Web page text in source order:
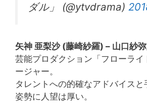
ダル」 (@ytvdrama)
矢神 亜梨沙 (藤崎紗羅) – 山口紗
芸能プロダクション「フローライ
ージャー。
タレントへの的確なアドバイスと
姿勢に人望は厚い。